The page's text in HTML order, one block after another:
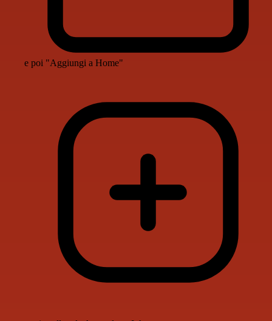
e poi "Aggiungi a Home"